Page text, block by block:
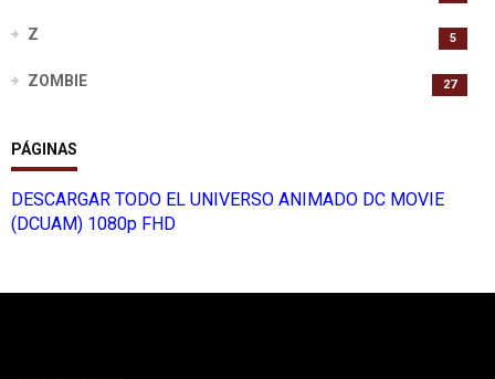
Z 5
ZOMBIE 27
PÁGINAS
DESCARGAR TODO EL UNIVERSO ANIMADO DC MOVIE
(DCUAM) 1080p FHD